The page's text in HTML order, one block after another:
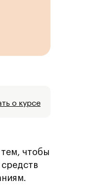
о курсе
чтобы